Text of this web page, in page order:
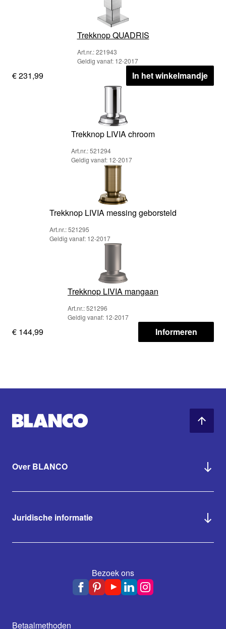
Trekknop QUADRIS
Art.nr.: 221943
Geldig vanaf: 12-2017
€ 231,99 In het winkelmandje
Trekknop LIVIA chroom
Art.nr.: 521294
Geldig vanaf: 12-2017
Trekknop LIVIA messing geborsteld
Art.nr.: 521295
Geldig vanaf: 12-2017
Trekknop LIVIA mangaan
Art.nr.: 521296
Geldig vanaf: 12-2017
€ 144,99 Informeren
Over BLANCO
Juridische informatie
Bezoek ons
Betaalmethoden